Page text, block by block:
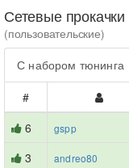
Сетевые прокачки
(пользовательские)
С набором тюнинга
#
6
gspp
3
andreo80